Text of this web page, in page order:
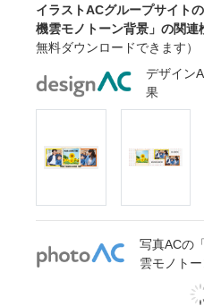
イラストACグループサイト
機雲モノトーン背景」の関連
無料ダウンロードできます）
デザイン
果
写真ACの
雲モノト